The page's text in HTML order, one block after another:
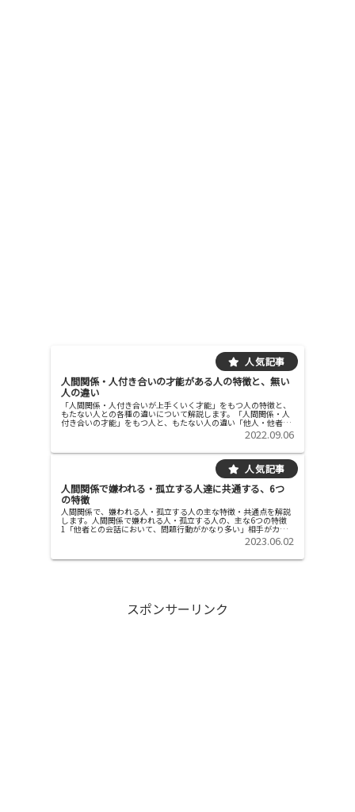
人間関係・人付き合いの才能がある人の特徴と、無い
人の違い
「人間関係・人付き合いが上手くいく才能」をもつ人の特徴と、
もたない人との各種の違いについて解説します。「人間関係・人
付き合いの才能」をもつ人と、もたない人の違い「他人・他者が
好きか好きでは無いか」という点での違い「人間関係の才能」が
2022.09.06
人間関係で嫌われる・孤立する人達に共通する、6つ
の特徴
人間関係で、嫌われる人・孤立する人の主な特徴・共通点を解説
します。人間関係で嫌われる人・孤立する人の、主な6つの特徴
1「他者との会話において、問題行動がかなり多い」相手がカチ
ンと来るような物言いが多い 会話で、一言多い 本音と建て前を
2023.06.02
スポンサーリンク